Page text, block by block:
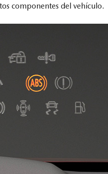
componentes del vehículo.